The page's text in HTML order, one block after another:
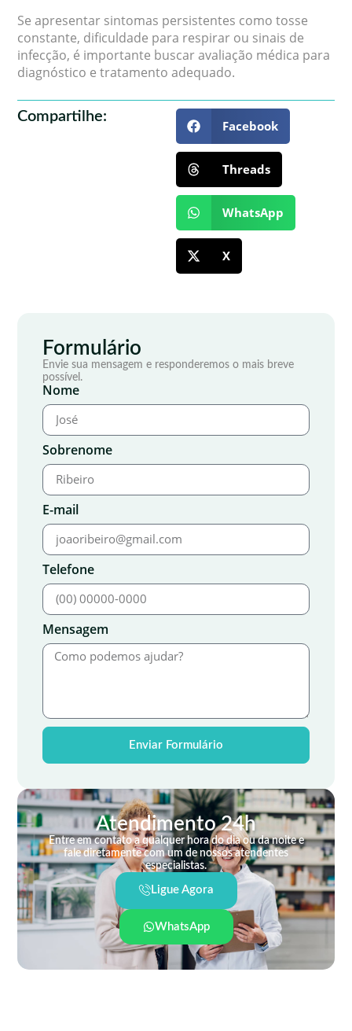
Se apresentar sintomas persistentes como tosse
constante, dificuldade para respirar ou sinais de
infecção, é importante buscar avaliação médica para
diagnóstico e tratamento adequado.
Compartilhe:
Facebook
Threads
WhatsApp
X
Formulário
Envie sua mensagem e responderemos o mais breve
possível.
Nome
Sobrenome
E-mail
Telefone
Mensagem
Enviar Formulário
Atendimento 24h
Entre em contato a qualquer hora do dia ou da noite e
fale diretamente com um de nossos atendentes
especialistas.
Ligue Agora
WhatsApp